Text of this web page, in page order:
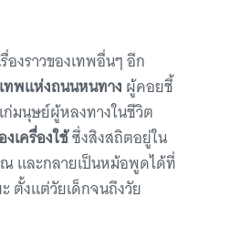
องราวของเทพอื่นๆ อีก
เทพแห่งถนนหนทาง ผู้คอยชี้
มนุษย์ผู้หลงทางในชีวิต
เครื่องใช้ซึ่งสิงสถิตอยู่ใน
และกลายเป็นหม้อพูดได้ที่
ตั้งแต่วัยเด็กจนถึงวัย